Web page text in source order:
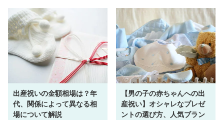
出産祝いの金額相場は？年
代、関係によって異なる相
場について解説
【男の子の赤ちゃんへの出
産祝い】オシャレなプレゼ
ントの選び方、人気ブラン